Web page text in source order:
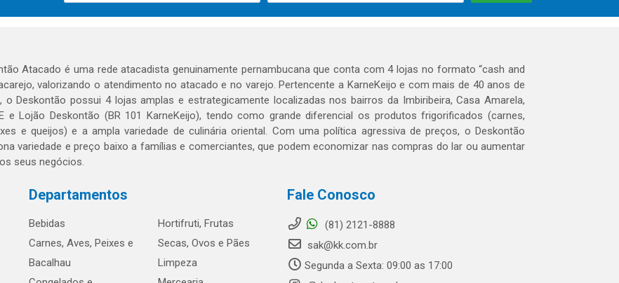
Atacado é uma rede atacadista genuinamente pernambucana que conta com 4 lojas no formato “cash and
valorizando o atendimento no atacado e no varejo. Pertencente a KarneKeijo e com mais de 40 anos de
o Deskontão possui 4 lojas amplas e estrategicamente localizadas nos bairros da Imbiribeira, Casa Amarela,
e Lojão Deskontão (BR 101 KarneKeijo), tendo como grande diferencial os produtos frigorificados (carnes,
e queijos) e a ampla variedade de culinária oriental. Com uma política agressiva de preços, o Deskontão
variedade e preço baixo a famílias e comerciantes, que podem economizar nas compras do lar ou aumentar
seus negócios.
Departamentos
Bebidas
Carnes, Aves, Peixes e
Bacalhau
Hortifruti, Frutas
Secas, Ovos e Pães
Limpeza
Fale Conosco
(81) 2121-8888
sak@kk.com.br
Segunda a Sexta: 09:00 as 17:00